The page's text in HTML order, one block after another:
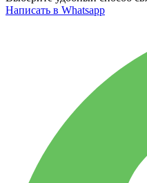
Написать в Whatsapp